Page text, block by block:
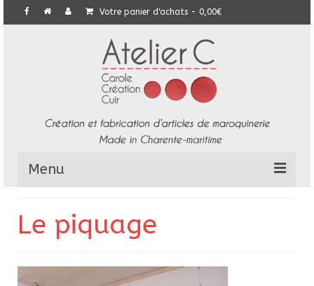
Votre panier d'achats - 0,00€
Menu
Collection
Commandes particulières
Le piquage